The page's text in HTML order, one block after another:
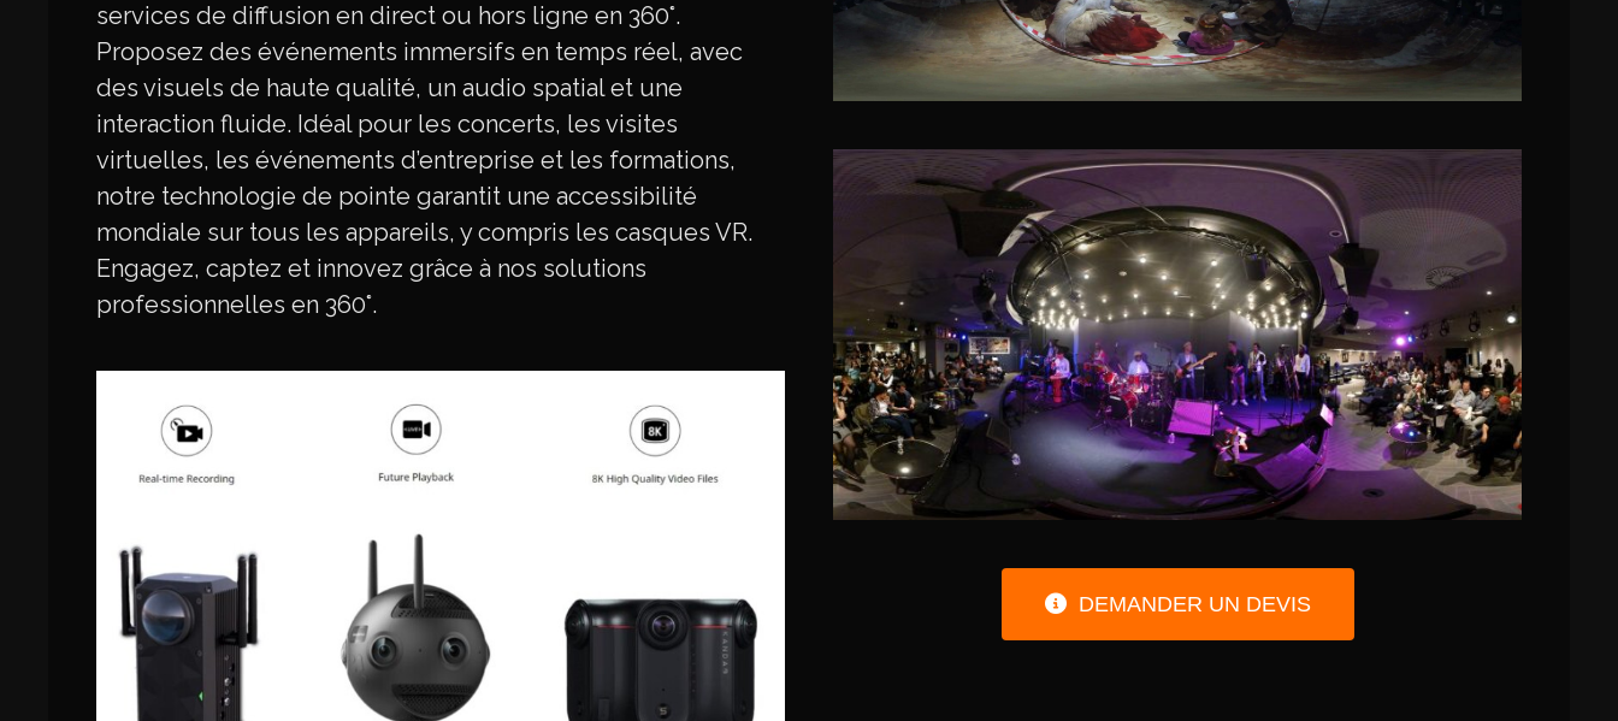
services de diffusion en direct ou hors ligne en 360°.
Proposez des événements immersifs en temps réel, avec
des visuels de haute qualité, un audio spatial et une
interaction fluide. Idéal pour les concerts, les visites
virtuelles, les événements d’entreprise et les formations,
notre technologie de pointe garantit une accessibilité
mondiale sur tous les appareils, y compris les casques VR.
Engagez, captez et innovez grâce à nos solutions
professionnelles en 360°.
DEMANDER UN DEVIS